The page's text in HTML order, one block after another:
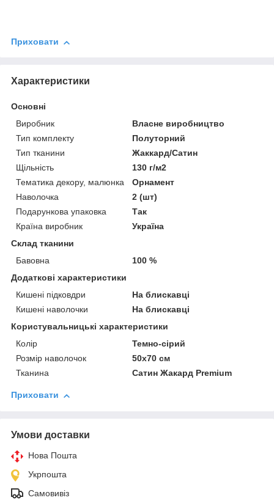
Приховати
Характеристики
Основні
Виробник
Власне виробництво
Тип комплекту
Полуторний
Тип тканини
Жаккард/Сатин
Щільність
130 г/м2
Тематика декору, малюнка
Орнамент
Наволочка
2 (шт)
Подарункова упаковка
Так
Країна виробник
Україна
Склад тканини
Бавовна
100 %
Додаткові характеристики
Кишені підковдри
На блискавці
Кишені наволочки
На блискавці
Користувальницькі характеристики
Колір
Темно-сірий
Розмір наволочок
50х70 см
Тканина
Сатин Жакард Premium
Приховати
Умови доставки
Нова Пошта
Укрпошта
Самовивіз